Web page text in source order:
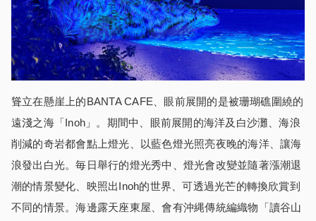
聳立在懸崖上的BANTA CAFE、眼前展開的是被珊瑚礁圍繞的
遠淺之海「Inoh」。期間中、眼前展開的海洋及白沙灘、海浪
削減的奇岩都會點上燈光、以藍色燈光照亮夜晚的海洋、讓海
浪發出白光。毎日舉行的燈光秀中、燈光會改變並隨著漲潮退
潮的情景變化、映照出Inoh的世界、可透過光芒的轉換欣賞到
不同的情景。海邊露天座東屋、會有沖縄傳統編織物「讀谷山